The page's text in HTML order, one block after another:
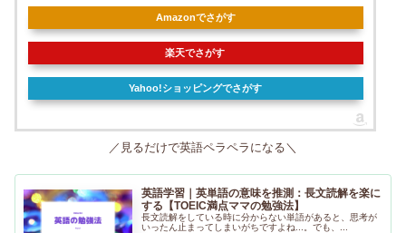
Amazonでさがす
楽天でさがす
Yahoo!ショッピングでさがす
／見るだけで英語ペラペラになる＼
英語学習｜英単語の意味を推測：長文読解を楽に
する【TOEIC満点ママの勉強法】
長文読解をしている時に分からない単語があると、思考が
いったん止まってしまいがちですよね...。でも、...